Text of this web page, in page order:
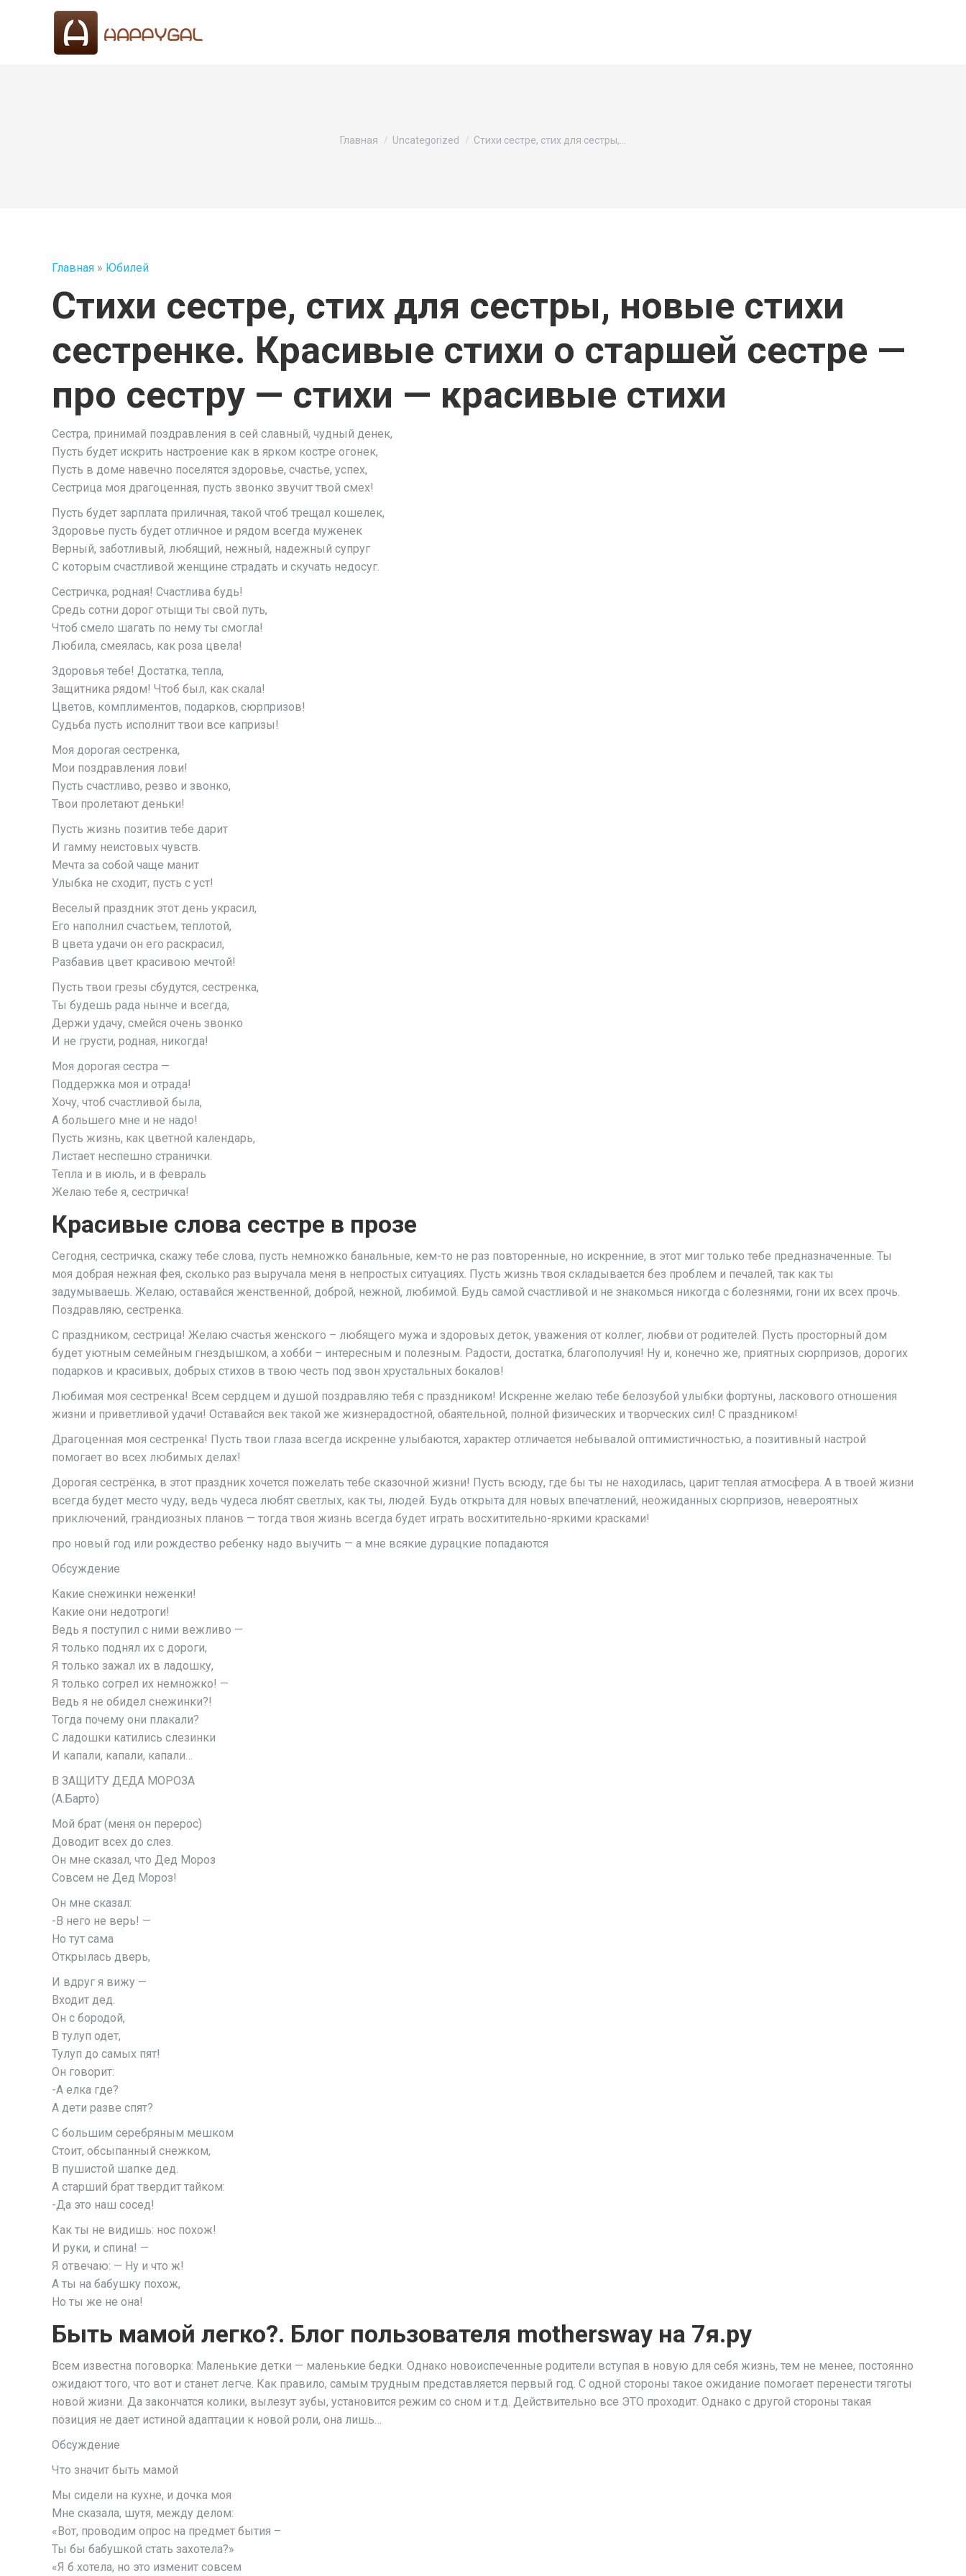
Вы здесь:
Главная Uncategorized Стихи сестре, стих для сестры,…
Главная » Юбилей
Стихи сестре, стих для сестры, новые стихи
сестренке. Красивые стихи о старшей сестре —
про сестру — стихи — красивые стихи
Сестра, принимай поздравления в сей славный, чудный денек,
Пусть будет искрить настроение как в ярком костре огонек,
Пусть в доме навечно поселятся здоровье, счастье, успех,
Сестрица моя драгоценная, пусть звонко звучит твой смех!
Пусть будет зарплата приличная, такой чтоб трещал кошелек,
Здоровье пусть будет отличное и рядом всегда муженек
Верный, заботливый, любящий, нежный, надежный супруг
С которым счастливой женщине страдать и скучать недосуг.
Сестричка, родная! Счастлива будь!
Средь сотни дорог отыщи ты свой путь,
Чтоб смело шагать по нему ты смогла!
Любила, смеялась, как роза цвела!
Здоровья тебе! Достатка, тепла,
Защитника рядом! Чтоб был, как скала!
Цветов, комплиментов, подарков, сюрпризов!
Судьба пусть исполнит твои все капризы!
Моя дорогая сестренка,
Мои поздравления лови!
Пусть счастливо, резво и звонко,
Твои пролетают деньки!
Пусть жизнь позитив тебе дарит
И гамму неистовых чувств.
Мечта за собой чаще манит
Улыбка не сходит, пусть с уст!
Веселый праздник этот день украсил,
Его наполнил счастьем, теплотой,
В цвета удачи он его раскрасил,
Разбавив цвет красивою мечтой!
Пусть твои грезы сбудутся, сестренка,
Ты будешь рада нынче и всегда,
Держи удачу, смейся очень звонко
И не грусти, родная, никогда!
Моя дорогая сестра —
Поддержка моя и отрада!
Хочу, чтоб счастливой была,
А большего мне и не надо!
Пусть жизнь, как цветной календарь,
Листает неспешно странички.
Тепла и в июль, и в февраль
Желаю тебе я, сестричка!
Красивые слова сестре в прозе
Сегодня, сестричка, скажу тебе слова, пусть немножко банальные, кем-то не раз повторенные, но искренние, в этот миг только тебе предназначенные. Ты
моя добрая нежная фея, сколько раз выручала меня в непростых ситуациях. Пусть жизнь твоя складывается без проблем и печалей, так как ты
задумываешь. Желаю, оставайся женственной, доброй, нежной, любимой. Будь самой счастливой и не знакомься никогда с болезнями, гони их всех прочь.
Поздравляю, сестренка.
С праздником, сестрица! Желаю счастья женского – любящего мужа и здоровых деток, уважения от коллег, любви от родителей. Пусть просторный дом
будет уютным семейным гнездышком, а хобби – интересным и полезным. Радости, достатка, благополучия! Ну и, конечно же, приятных сюрпризов, дорогих
подарков и красивых, добрых стихов в твою честь под звон хрустальных бокалов!
Любимая моя сестренка! Всем сердцем и душой поздравляю тебя с праздником! Искренне желаю тебе белозубой улыбки фортуны, ласкового отношения
жизни и приветливой удачи! Оставайся век такой же жизнерадостной, обаятельной, полной физических и творческих сил! С праздником!
Драгоценная моя сестренка! Пусть твои глаза всегда искренне улыбаются, характер отличается небывалой оптимистичностью, а позитивный настрой
помогает во всех любимых делах!
Дорогая сестрёнка, в этот праздник хочется пожелать тебе сказочной жизни! Пусть всюду, где бы ты не находилась, царит теплая атмосфера. А в твоей жизни
всегда будет место чуду, ведь чудеса любят светлых, как ты, людей. Будь открыта для новых впечатлений, неожиданных сюрпризов, невероятных
приключений, грандиозных планов — тогда твоя жизнь всегда будет играть восхитительно-яркими красками!
про новый год или рождество ребенку надо выучить — а мне всякие дурацкие попадаются
Обсуждение
Какие снежинки неженки!
Какие они недотроги!
Ведь я поступил с ними вежливо —
Я только поднял их с дороги,
Я только зажал их в ладошку,
Я только согрел их немножко! —
Ведь я не обидел снежинки?!
Тогда почему они плакали?
С ладошки катились слезинки
И капали, капали, капали…
В ЗАЩИТУ ДЕДА МОРОЗА
(А.Барто)
Мой брат (меня он перерос)
Доводит всех до слез.
Он мне сказал, что Дед Мороз
Совсем не Дед Мороз!
Он мне сказал:
-В него не верь! —
Но тут сама
Открылась дверь,
И вдруг я вижу —
Входит дед.
Он с бородой,
В тулуп одет,
Тулуп до самых пят!
Он говорит:
-А елка где?
А дети разве спят?
С большим серебряным мешком
Стоит, обсыпанный снежком,
В пушистой шапке дед.
А старший брат твердит тайком:
-Да это наш сосед!
Как ты не видишь: нос похож!
И руки, и спина! —
Я отвечаю: — Ну и что ж!
А ты на бабушку похож,
Но ты же не она!
Быть мамой легко?. Блог пользователя mothersway на 7я.ру
Всем известна поговорка: Маленькие детки — маленькие бедки. Однако новоиспеченные родители вступая в новую для себя жизнь, тем не менее, постоянно
ожидают того, что вот и станет легче. Как правило, самым трудным представляется первый год. С одной стороны такое ожидание помогает перенести тяготы
новой жизни. Да закончатся колики, вылезут зубы, установится режим со сном и т.д. Действительно все ЭТО проходит. Однако с другой стороны такая
позиция не дает истиной адаптации к новой роли, она лишь…
Обсуждение
Что значит быть мамой
Мы сидели на кухне, и дочка моя
Мне сказала, шутя, между делом:
«Вот, проводим опрос на предмет бытия –
Ты бы бабушкой стать захотела?»
«Я б хотела, но это изменит совсем